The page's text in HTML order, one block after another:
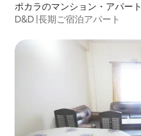
ポカラのマンション・アパート
D&D |長期ご宿泊アパート